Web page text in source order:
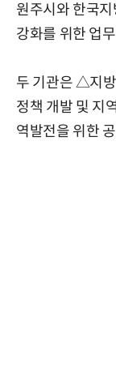
원주시와 한국
강화를 위한 업
두 기관은 △지
정책 개발 및 지
역발전을 위한